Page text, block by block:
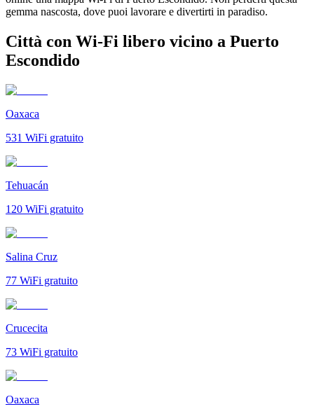
gemma nascosta, dove puoi lavorare e divertirti in paradiso.
Città con Wi-Fi libero vicino a Puerto
Escondido
Oaxaca
531 WiFi gratuito
Tehuacán
120 WiFi gratuito
Salina Cruz
77 WiFi gratuito
Crucecita
73 WiFi gratuito
Oaxaca